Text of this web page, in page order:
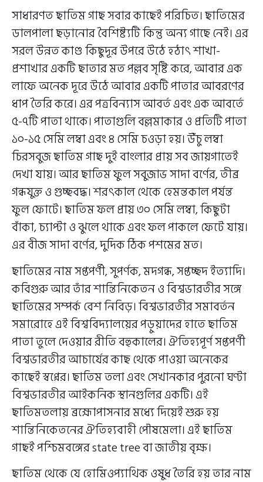
সাধারণত ছাতিম গাছ সবার কাছেই পরিচিত। ছাতিমের
ডালপালা ছড়ানোর বৈশিষ্ট্যটি কিন্তু অন্য গাছে নেই। এর
সরল উন্নত কাণ্ড কিছুদূর উপরে উঠে হঠাৎ শাখা-
প্রশাখার একটি ছাতার মত পল্লব সৃষ্টি করে, আবার এক
লাফে অনেক দূরে উঠে আবার একটি পাতার আবরণের
ধাপ তৈরি করে। এর পত্রবিন্যাস আবর্ত এবং এক আবর্তে
৫-৭টি পাতা থাকে। পাতাগুলি বল্লমাকার ও প্রতিটি পাতা
১০-১৫ সেমি লম্বা এবং ৪ সেমি চওড়া হয়। উঁচু লম্বা
চিরসবুজ ছাতিম গাছ দুই বাংলার প্রায় সব জায়গাতেই
দেখা যায়। আর ছাতিম ফুল সবুজাভ সাদা বর্ণের, তীব্র
গন্ধযুক্ত ও গুচ্ছবদ্ধ। শরৎকাল থেকে হেমন্তকাল পর্যন্ত
ফুল ফোটে। ছাতিম ফল প্রায় ৩০ সেমি লম্বা, কিছুটা
বাঁকা, চ্যাপ্টা ও ঝুলে থাকে এবং ফল পাকলে ফেটে যায়।
এর বীজ সাদা বর্ণের, দুদিক ঠিক পশমের মত।
ছাতিমের নাম সপ্তপর্ণী, সুপর্ণক, মদগন্ধ, সপ্তচ্ছদ ইত্যাদি।
কবিগুরু আর তাঁর শান্তিনিকেতন ও বিশ্বভারতীর সঙ্গে
ছাতিমের সম্পর্ক বেশ নিবিড়। বিশ্বভারতীর সমাবর্তন
সমারোহে এই বিশ্ববিদ্যালয়ের পড়ুয়াদের হাতে ছাতিম
পাতা তুলে দেওয়ার রীতি বহুকালের। ঐতিহ্যপূর্ণ সপ্তপর্ণী
বিশ্বভারতীর আচার্যের কাছ থেকে পাওয়া অনেকের
কাছেই স্বপ্নের। ছাতিম তলা এবং সেখানকার পুরনো ঘণ্টা
বিশ্বভারতীর আইকনিক স্থানগুলির একটি। এই
ছাতিমতলায় ব্রহ্মোপাসনার মধ্যে দিয়েই শুরু হয়
শান্তিনিকেতনের ঐতিহ্যবাহী পৌষমেলা। এই ছাতিম
গাছই পশ্চিমবঙ্গের state tree বা জাতীয় বৃক্ষ।
ছাতিম থেকে যে হোমিওপ্যাথিক ওষুধ তৈরি হয় তার নাম